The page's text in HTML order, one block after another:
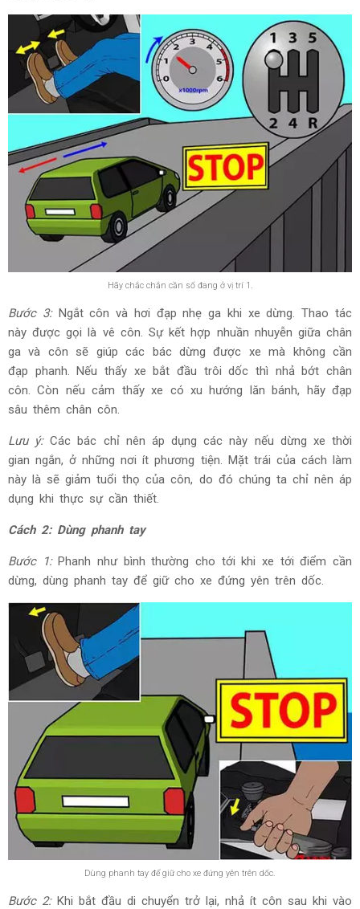
Hãy chắc chắn cần số đang ở vị trí 1.
Bước 3: Ngắt côn và hơi đạp nhẹ ga khi xe dừng. Thao tác
này được gọi là vê côn. Sự kết hợp nhuần nhuyễn giữa chân
ga và côn sẽ giúp các bác dừng được xe mà không cần
đạp phanh. Nếu thấy xe bắt đầu trôi dốc thì nhả bớt chân
côn. Còn nếu cảm thấy xe có xu hướng lăn bánh, hãy đạp
sâu thêm chân côn.
Lưu ý:Các bác chỉ nên áp dụng các này nếu dừng xe thời
gian ngắn, ở những nơi ít phương tiện. Mặt trái của cách làm
này là sẽ giảm tuổi thọ của côn, do đó chúng ta chỉ nên áp
dụng khi thực sự cần thiết.
Cách 2: Dùng phanh tay
Bước 1:Phanh như bình thường cho tới khi xe tới điểm cần
dừng, dùng phanh tay để giữ cho xe đứng yên trên dốc.
Dùng phanh tay để giữ cho xe đứng yên trên dốc.
Bước 2: Khi bắt đầu di chuyển trở lại, nhả ít côn sau khi vào